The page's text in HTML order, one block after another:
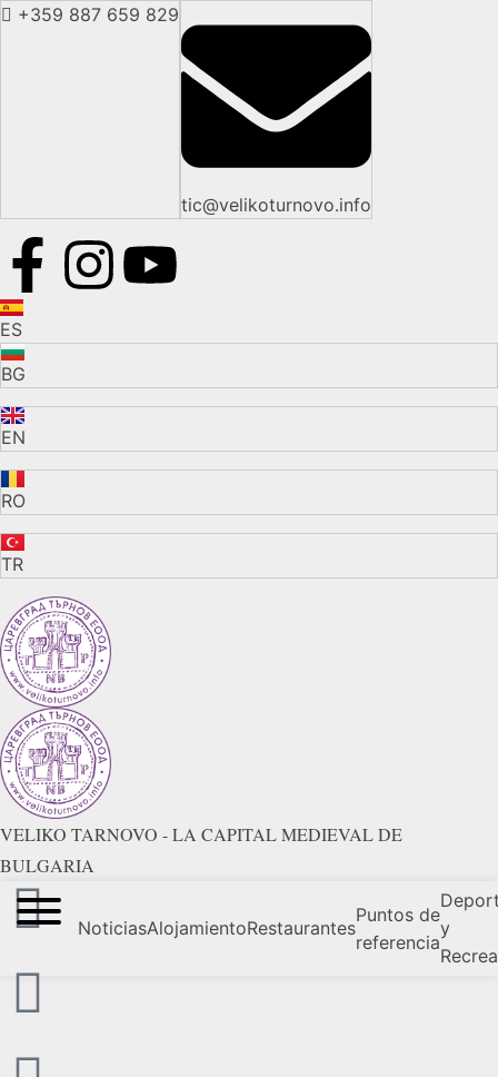
+359 887 659 829
tic@velikoturnovo.info
ES
BG
EN
RO
TR
VELIKO TARNOVO - LA CAPITAL MEDIEVAL DE
BULGARIA
NoticiasAlojamientoRestaurantes
Puntos de
referencia
y